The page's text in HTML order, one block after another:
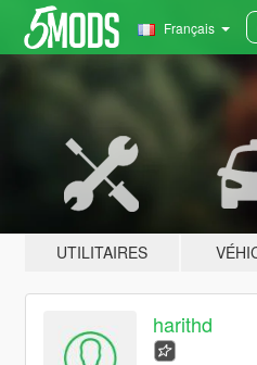
Français
UTILITAIRES
harithd